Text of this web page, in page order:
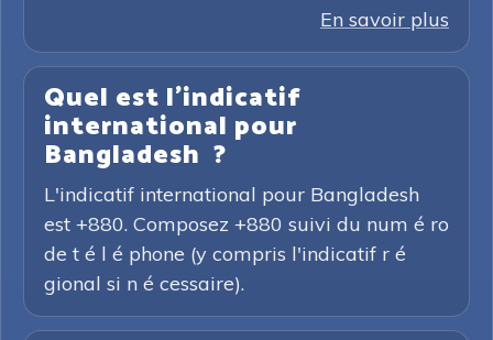
En savoir plus
Quel est l'indicatif
international pour
Bangladesh ?
L'indicatif international pour Bangladesh
est +880. Composez +880 suivi du num é ro
de t é l é phone (y compris l'indicatif r é
gional si n é cessaire).